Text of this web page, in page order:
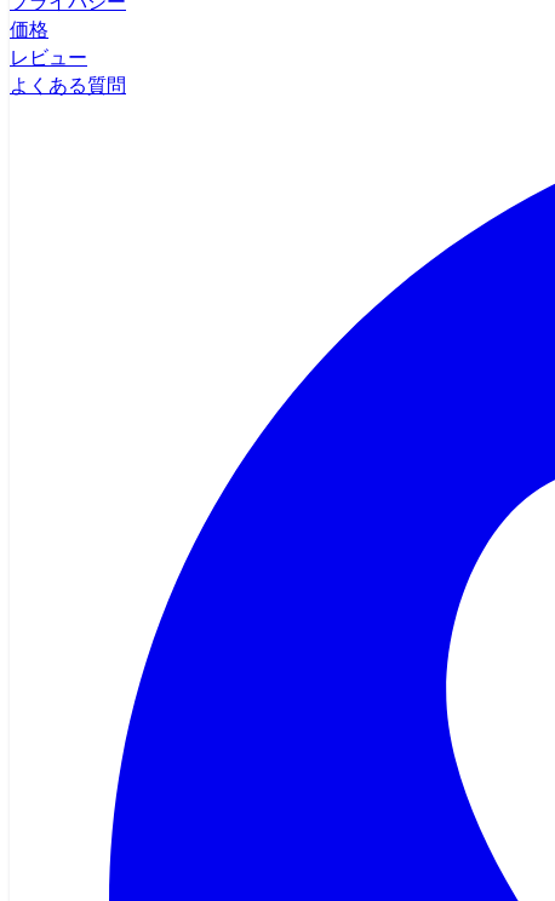
価格
レビュー
よくある質問